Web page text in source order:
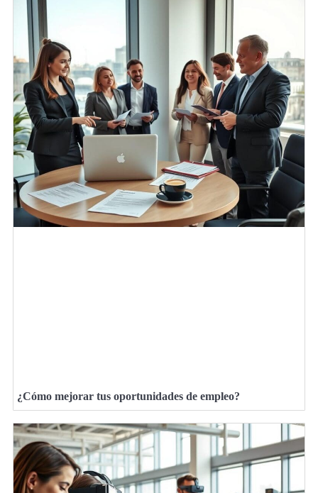
¿Cómo mejorar tus oportunidades de empleo?